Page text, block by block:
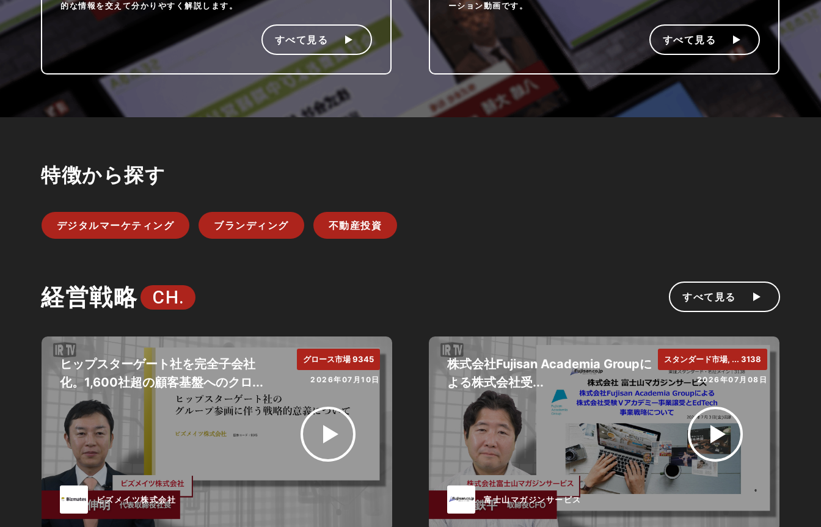
的な情報を交えて分かりやすく解説します。
すべて見る
ーション動画です。
すべて見る
特徴から探す
デジタルマーケティング ブランディング 不動産投資
経営戦略 CH. すべて見る
グロース市場 9345
2026年07月10日
ビズメイツ株式会社
ヒップスターゲート社を完全子会社
化。1,600社超の顧客基盤へのクロ...
スタンダード市場, ... 3138
2026年07月08日
富士山マガジンサービス
株式会社Fujisan Academia Groupに
よる株式会社受...